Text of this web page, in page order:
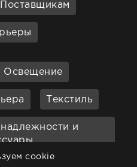
Поставщикам
Освещение
Текстиль
и
cookie